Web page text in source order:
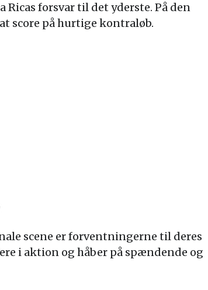
Ricas forsvar til det yderste. På den
score på hurtige kontraløb.
scene er forventningerne til deres
i aktion og håber på spændende og